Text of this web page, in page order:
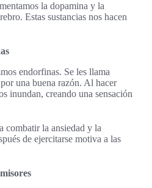
la dopamina y la
Estas sustancias nos hacen
endorfinas. Se les llama
una buena razón. Al hacer
inundan, creando una sensación
combatir la ansiedad y la
de ejercitarse motiva a las